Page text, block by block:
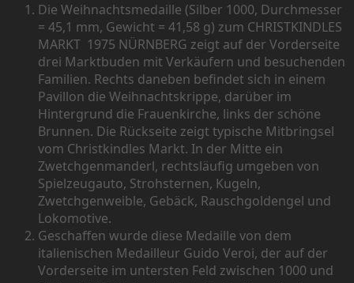
Die Weihnachtsmedaille (Silber 1000, Durchmesser
= 45,1 mm, Gewicht = 41,58 g) zum CHRISTKINDLES
MARKT 1975 NÜRNBERG zeigt auf der Vorderseite
drei Marktbuden mit Verkäufern und besuchenden
Familien. Rechts daneben befindet sich in einem
Pavillon die Weihnachtskrippe, darüber im
Hintergrund die Frauenkirche, links der schöne
Brunnen. Die Rückseite zeigt typische Mitbringsel
vom Christkindles Markt. In der Mitte ein
Zwetchgenmanderl, rechtsläufig umgeben von
Spielzeugauto, Strohsternen, Kugeln,
Zwetchgenweible, Gebäck, Rauschgoldengel und
Lokomotive.
Geschaffen wurde diese Medaille von dem
italienischen Medailleur Guido Veroi, der auf der
Vorderseite im untersten Feld zwischen 1000 und